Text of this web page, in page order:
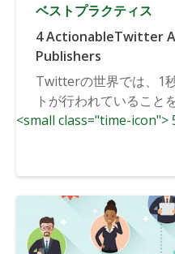
ベストプラクティス
4 ActionableTwitter
Publishers
Twitterの世界では、1
トが行われていること
<small class="time-icon">